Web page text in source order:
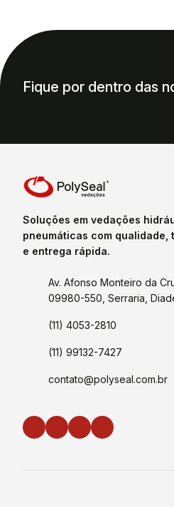
Fique por dentro das
Soluções em vedações
pneumáticas com qualidade,
e entrega rápida.
Av. Afonso Monteiro da
09980-550, Serraria,
(11) 4053-2810
(11) 99132-7427
contato@polyseal.com.br